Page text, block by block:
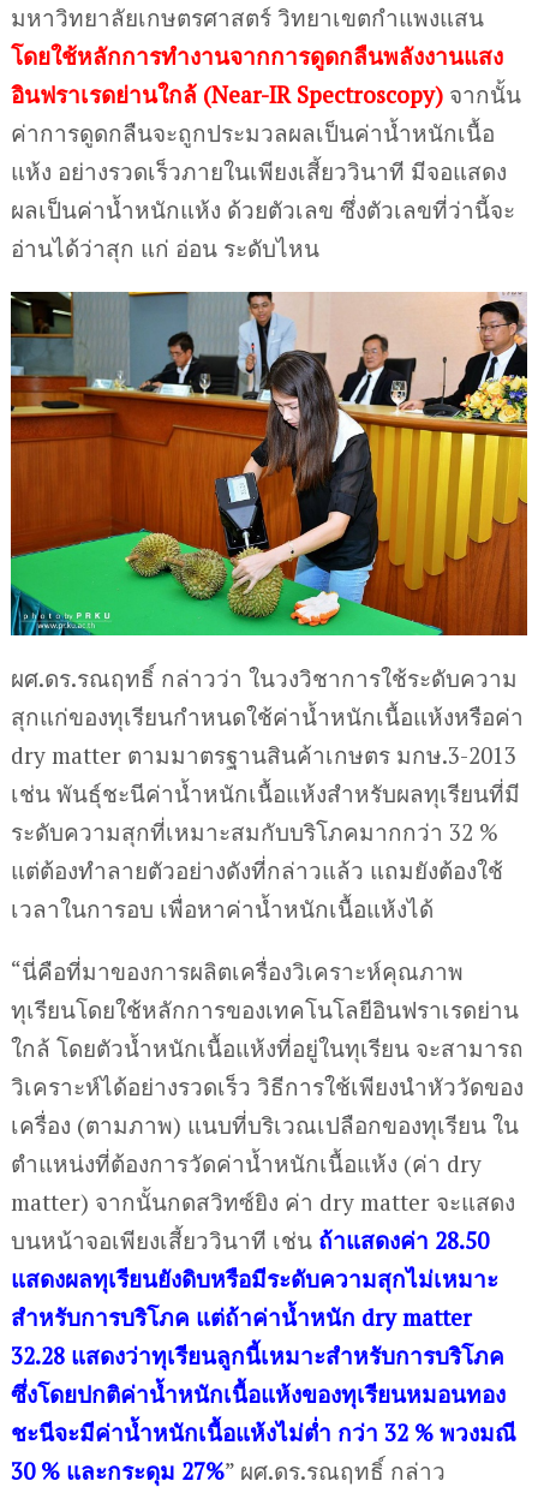
มหาวิทยาลัยเกษตรศาสตร์ วิทยาเขตกำแพงแสน
โดยใช้หลักการทำงานจากการดูดกลืนพลังงานแสง
อินฟราเรดย่านใกล้ (Near-IR Spectroscopy) จากนั้น
ค่าการดูดกลืนจะถูกประมวลผลเป็นค่าน้ำหนักเนื้อ
แห้ง อย่างรวดเร็วภายในเพียงเสี้ยววินาที มีจอแสดง
ผลเป็นค่าน้ำหนักแห้ง ด้วยตัวเลข ซึ่งตัวเลขที่ว่านี้จะ
อ่านได้ว่าสุก แก่ อ่อน ระดับไหน
ผศ.ดร.รณฤทธิ์ กล่าวว่า ในวงวิชาการใช้ระดับความ
สุกแก่ของทุเรียนกำหนดใช้ค่าน้ำหนักเนื้อแห้งหรือค่า
dry matter ตามมาตรฐานสินค้าเกษตร มกษ.3-2013
เช่น พันธุ์ชะนีค่าน้ำหนักเนื้อแห้งสำหรับผลทุเรียนที่มี
ระดับความสุกที่เหมาะสมกับบริโภคมากกว่า 32 %
แต่ต้องทำลายตัวอย่างดังที่กล่าวแล้ว แถมยังต้องใช้
เวลาในการอบ เพื่อหาค่าน้ำหนักเนื้อแห้งได้
“นี่คือที่มาของการผลิตเครื่องวิเคราะห์คุณภาพ
ทุเรียนโดยใช้หลักการของเทคโนโลยีอินฟราเรดย่าน
ใกล้ โดยตัวน้ำหนักเนื้อแห้งที่อยู่ในทุเรียน จะสามารถ
วิเคราะห์ได้อย่างรวดเร็ว วิธีการใช้เพียงนำหัววัดของ
เครื่อง (ตามภาพ) แนบที่บริเวณเปลือกของทุเรียน ใน
ตำแหน่งที่ต้องการวัดค่าน้ำหนักเนื้อแห้ง (ค่า dry
matter) จากนั้นกดสวิทซ์ยิง ค่า dry matter จะแสดง
บนหน้าจอเพียงเสี้ยววินาที เช่น ถ้าแสดงค่า 28.50
แสดงผลทุเรียนยังดิบหรือมีระดับความสุกไม่เหมาะ
สำหรับการบริโภค แต่ถ้าค่าน้ำหนัก dry matter
32.28 แสดงว่าทุเรียนลูกนี้เหมาะสำหรับการบริโภค
ซึ่งโดยปกติค่าน้ำหนักเนื้อแห้งของทุเรียนหมอนทอง
ชะนีจะมีค่าน้ำหนักเนื้อแห้งไม่ต่ำ กว่า 32 % พวงมณี
30 % และกระดุม 27%” ผศ.ดร.รณฤทธิ์ กล่าว